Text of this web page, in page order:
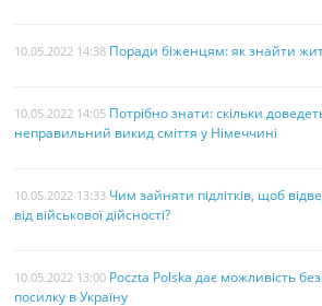
10.05.2022 14:38 Поради біженцям: як знайти
10.05.2022 14:05 Потрібно знати: скільки
неправильний викид сміття у Німеччині
10.05.2022 13:33 Чим зайняти підлітків, щоб
від військової дійсності?
10.05.2022 13:00 Poczta Polska дає можливість
посилку в Україну